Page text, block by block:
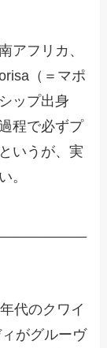
アフリカ、
（＝マポ
ップ出身
程で必ずプ
いうが、実
。
代のクワイ
がグルーヴ